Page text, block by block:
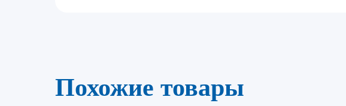
Похожие товары